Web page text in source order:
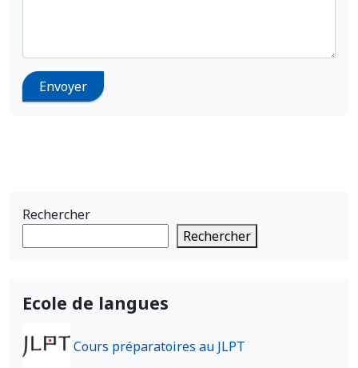
Rechercher
Rechercher
Ecole de langues
Cours préparatoires au JLPT